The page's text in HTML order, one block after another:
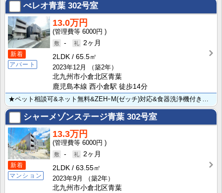
べレオ青葉 302号室
新着
アパート
13.0万円
6000円
-
2ヶ月
2LDK
65.5㎡
2023年12月
（築2年）
北九州市小倉北区青葉
鹿児島本線 西小倉駅 徒歩14分
★ペット相談可&ネット無料&ZEHｰM(ゼッチ)対応&食器洗浄機付きキッチン！★太陽光発電設備を装備･･･
シャーメゾンステージ青葉 302号室
新着
マンション
13.3万円
6000円
-
2ヶ月
2LDK
63.55㎡
2023年9月
（築2年）
北九州市小倉北区青葉